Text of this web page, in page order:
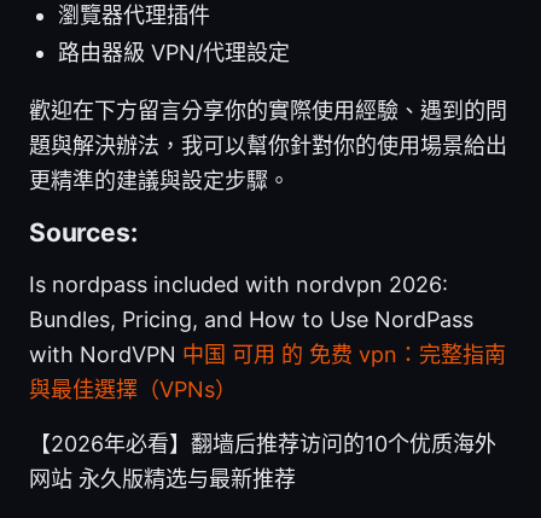
瀏覽器代理插件
路由器級 VPN/代理設定
歡迎在下方留言分享你的實際使用經驗、遇到的問
題與解決辦法，我可以幫你針對你的使用場景給出
更精準的建議與設定步驟。
Sources:
Is nordpass included with nordvpn 2026:
Bundles, Pricing, and How to Use NordPass
with NordVPN 中国 可用 的 免费 vpn：完整指南
與最佳選擇（VPNs）
【2026年必看】翻墙后推荐访问的10个优质海外
网站 永久版精选与最新推荐